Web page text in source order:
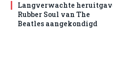
Langverwachte
Rubber Soul van The
Beatles aangekondigd